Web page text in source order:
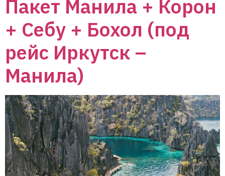
Пакет Манила + Корон
+ Себу + Бохол (под
рейс Иркутск –
Манила)